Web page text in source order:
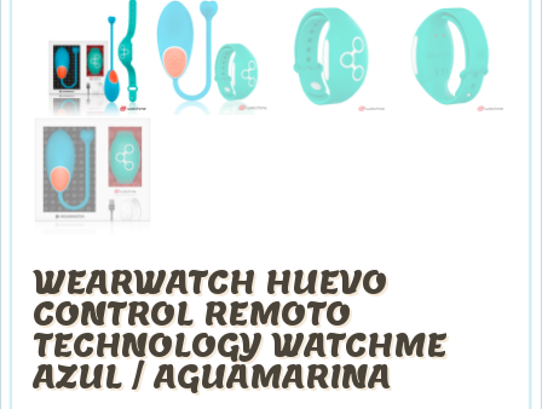
WEARWATCH HUEVO
CONTROL REMOTO
TECHNOLOGY WATCHME
AZUL / AGUAMARINA